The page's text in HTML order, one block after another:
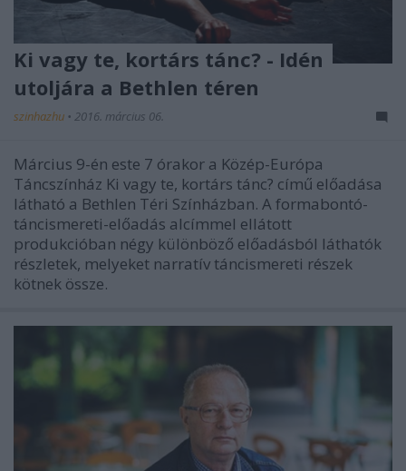
Ki vagy te, kortárs tánc? - Idén
utoljára a Bethlen téren
szinhazhu • 2016. március 06.
Március 9-én este 7 órakor a Közép-Európa
Táncszínház Ki vagy te, kortárs tánc? című előadása
látható a Bethlen Téri Színházban. A formabontó-
táncismereti-előadás alcímmel ellátott
produkcióban négy különböző előadásból láthatók
részletek, melyeket narratív táncismereti részek
kötnek össze.